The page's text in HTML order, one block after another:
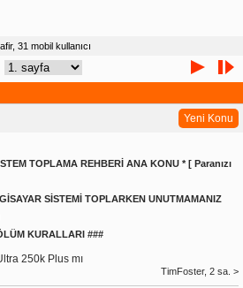
31 mobil kullanıcı
Yeni Konu
TOPLAMA REHBERİ ANA KONU * [ Paranızı
SİSTEMİ TOPLARKEN UNUTMAMANIZ
KURALLARI ###
250k Plus mı
TimFoster, 2 sa. >